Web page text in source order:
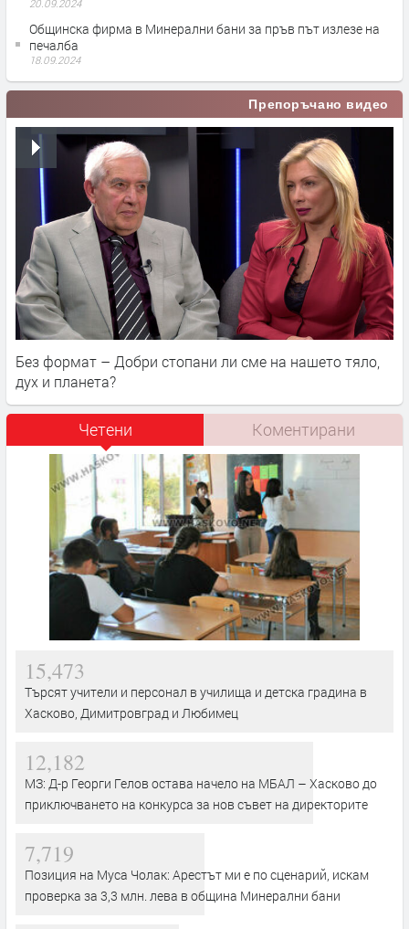
20.09.2024
Общинска фирма в Минерални бани за пръв път излезе на
печалба
18.09.2024
Препоръчано видео
Без формат – Добри стопани ли сме на нашето тяло,
дух и планета?
Четени Коментирани
15,473
Търсят учители и персонал в училища и детска градина в
Хасково, Димитровград и Любимец
12,182
МЗ: Д-р Георги Гелов остава начело на МБАЛ – Хасково до
приключването на конкурса за нов съвет на директорите
7,719
Позиция на Муса Чолак: Арестът ми е по сценарий, искам
проверка за 3,3 млн. лева в община Минерални бани